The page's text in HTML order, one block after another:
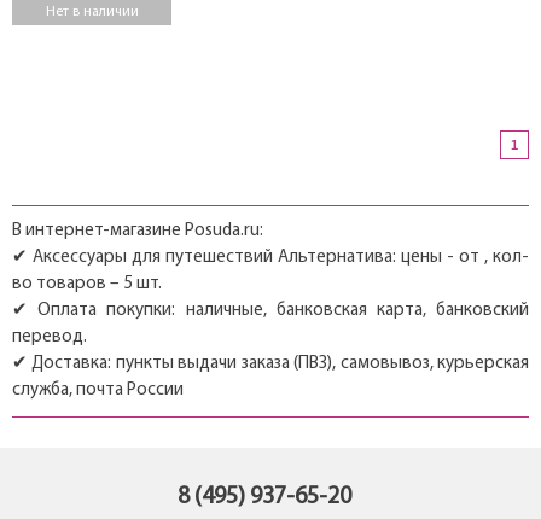
Нет в наличии
1
В интернет-магазине Posuda.ru:
✔ Аксессуары для путешествий Альтернатива: цены - от , кол-
во товаров – 5 шт.
✔ Оплата покупки: наличные, банковская карта, банковский
перевод.
✔ Доставка: пункты выдачи заказа (ПВЗ), самовывоз, курьерская
служба, почта России
8 (495) 937-65-20